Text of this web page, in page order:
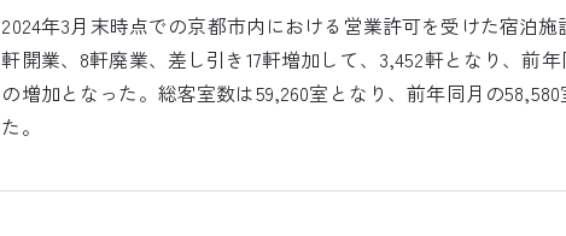
2024年3月末時点での京都市内における営業許可を受けた宿泊
軒開業、8軒廃業、差し引き17軒増加して、3,452軒となり、前
の増加となった。総客室数は59,260室となり、前年同月の
た。